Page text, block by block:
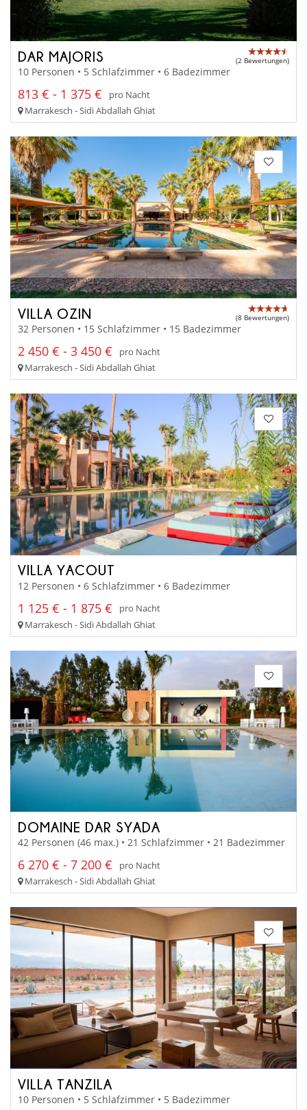
DAR MAJORIS (2 Bewertungen)
10 Personen • 5 Schlafzimmer • 6 Badezimmer
813 € - 1 375 €
pro Nacht
Marrakesch - Sidi Abdallah Ghiat
VILLA OZIN (8 Bewertungen)
32 Personen • 15 Schlafzimmer • 15 Badezimmer
2 450 € - 3 450 €
pro Nacht
Marrakesch - Sidi Abdallah Ghiat
VILLA YACOUT
12 Personen • 6 Schlafzimmer • 6 Badezimmer
1 125 € - 1 875 €
pro Nacht
Marrakesch - Sidi Abdallah Ghiat
DOMAINE DAR SYADA
42 Personen (46 max.) • 21 Schlafzimmer • 21 Badezimmer
6 270 € - 7 200 €
pro Nacht
Marrakesch - Sidi Abdallah Ghiat
VILLA TANZILA
10 Personen • 5 Schlafzimmer • 5 Badezimmer